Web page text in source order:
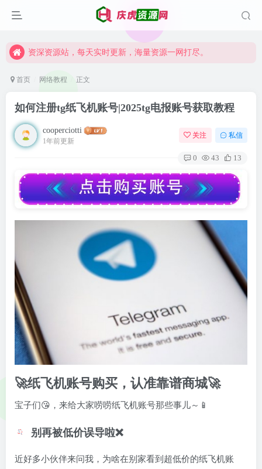
资深资源站，每天实时更新，海量资源一网打尽。
【启明网】找项目 + 低成本创业 + 减少信息差 + 见识各种项目 + 提升网创认知。
资深资源站，每天实时更新，海量资源一网打尽。
首页 网络教程 正文
如何注册tg纸飞机账号|2025tg电报账号获取教程
cooperciotti
1年前更新
关注 私信
0 43 13
🚀纸飞机账号购买，认准靠谱商城🚀
宝子们😘，来给大家唠唠纸飞机账号那些事儿～📱
别再被低价误导啦❌
近好多小伙伴来问我，为啥在别家看到超低价的纸飞机账